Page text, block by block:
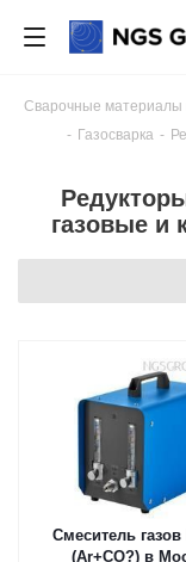
Сварочные материалы
- Газосварка -
газовые и
Смеситель газов
(Ar+CO?) в